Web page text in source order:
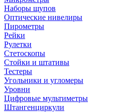
Наборы щупов
Оптические нивелиры
Пирометры
Рейки
Рулетки
Стетоскопы
Стойки и штативы
Тестеры
Угольники и угломеры
Уровни
Цифровые мультиметры
Штангенциркули